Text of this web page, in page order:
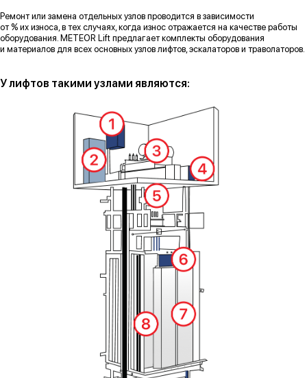
Ремонт или замена отдельных узлов проводится в зависимости
от % их износа, в тех случаях, когда износ отражается на качестве работы
оборудования. METEOR Lift предлагает комплекты оборудования
и материалов для всех основных узлов лифтов, эскалаторов и траволаторов.
У лифтов такими узлами являются: